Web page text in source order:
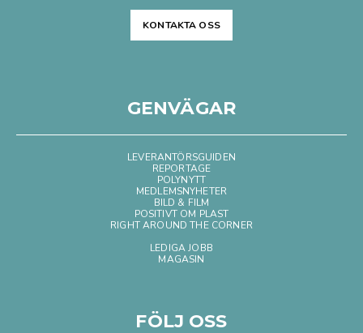
KONTAKTA OSS
GENVÄGAR
LEVERANTÖRSGUIDEN
REPORTAGE
POLYNYTT
MEDLEMSNYHETER
BILD & FILM
POSITIVT OM PLAST
RIGHT AROUND THE CORNER
LEDIGA JOBB
MAGASIN
FÖLJ OSS